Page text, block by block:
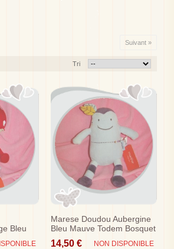
Suivant »
Tri
Bleu
Marese Doudou Aubergine
Bleu Mauve Todem Bosquet
Sos
14,50 € NON DISPONIBLE